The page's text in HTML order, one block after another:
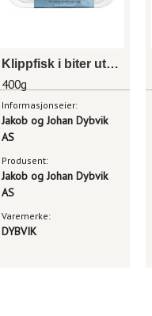
Klippfisk i biter utvannet 400g dybvik
400g
Informasjonseier:
Jakob og Johan Dybvik
AS
Produsent:
Jakob og Johan Dybvik
AS
Varemerke:
DYBVIK